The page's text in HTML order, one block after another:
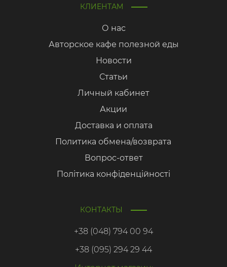
КЛИЕНТАМ
О нас
Авторское кафе полезной еды
Новости
Статьи
Личный кабинет
Акции
Доставка и оплата
Политика обмена/возврата
Вопрос-ответ
Політика конфіденційності
КОНТАКТЫ
+38 (048) 794 00 94
+38 (095) 294 29 44